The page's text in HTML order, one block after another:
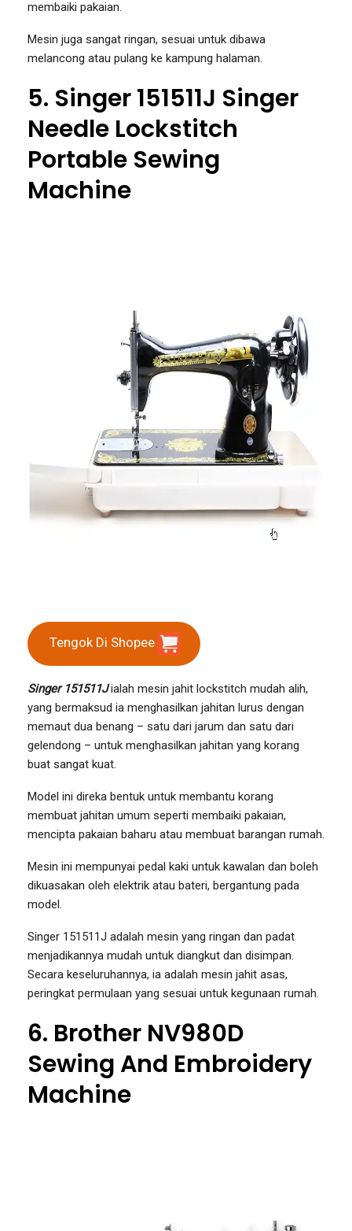
membaiki pakaian.
Mesin juga sangat ringan, sesuai untuk dibawa
melancong atau pulang ke kampung halaman.
5. Singer 151511J Singer
Needle Lockstitch
Portable Sewing
Machine
Tengok Di Shopee
Singer 151511Jialah mesin jahit lockstitch mudah alih,
yang bermaksud ia menghasilkan jahitan lurus dengan
memaut dua benang – satu dari jarum dan satu dari
gelendong – untuk menghasilkan jahitan yang korang
buat sangat kuat.
Model ini direka bentuk untuk membantu korang
membuat jahitan umum seperti membaiki pakaian,
mencipta pakaian baharu atau membuat barangan rumah.
Mesin ini mempunyai pedal kaki untuk kawalan dan boleh
dikuasakan oleh elektrik atau bateri, bergantung pada
model.
Singer 151511J adalah mesin yang ringan dan padat
menjadikannya mudah untuk diangkut dan disimpan.
Secara keseluruhannya, ia adalah mesin jahit asas,
peringkat permulaan yang sesuai untuk kegunaan rumah.
6. Brother NV980D
Sewing And Embroidery
Machine